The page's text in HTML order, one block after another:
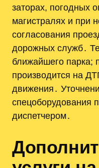
заторах, погодных
магистралях и при
согласования
дорожных служб․
ближайшего парка;
производится на
движения․
спецоборудования
диспетчером․